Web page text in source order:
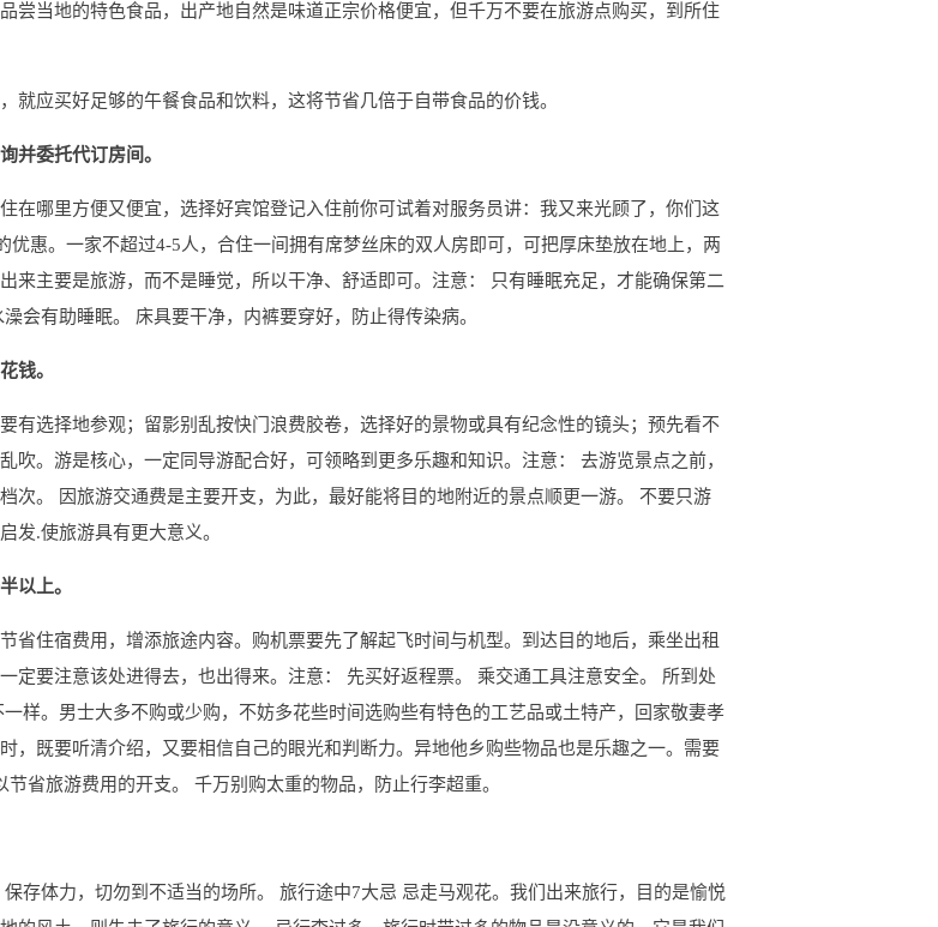
尝当地的特色食品，出产地自然是味道正宗价格便宜，但千万不要在旅游点购买，到所住
应买好足够的午餐食品和饮料，这将节省几倍于自带食品的价钱。
并委托代订房间。
在哪里方便又便宜，选择好宾馆登记入住前你可试着对服务员讲：我又来光顾了，你们这
惠。一家不超过4-5人，合住一间拥有席梦丝床的双人房即可，可把厚床垫放在地上，两
来主要是旅游，而不是睡觉，所以干净、舒适即可。注意： 只有睡眠充足，才能确保第二
会有助睡眠。 床具要干净，内裤要穿好，防止得传染病。
钱。
有选择地参观；留影别乱按快门浪费胶卷，选择好的景物或具有纪念性的镜头；预先看不
吹。游是核心，一定同导游配合好，可领略到更多乐趣和知识。注意： 去游览景点之前，
次。 因旅游交通费是主要开支，为此，最好能将目的地附近的景点顺更一游。 不要只游
发.使旅游具有更大意义。
以上。
省住宿费用，增添旅途内容。购机票要先了解起飞时间与机型。到达目的地后，乘坐出租
定要注意该处进得去，也出得来。注意： 先买好返程票。 乘交通工具注意安全。 所到处
样。男士大多不购或少购，不妨多花些时间选购些有特色的工艺品或土特产，回家敬妻孝
，既要听清介绍，又要相信自己的眼光和判断力。异地他乡购些物品也是乐趣之一。需要
省旅游费用的开支。 千万别购太重的物品，防止行李超重。
存体力，切勿到不适当的场所。 旅行途中7大忌 忌走马观花。我们出来旅行，目的是愉悦